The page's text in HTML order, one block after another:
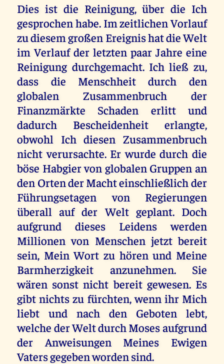
Dies ist die Reinigung, über die Ich
gesprochen habe. Im zeitlichen Vorlauf
zu diesem großen Ereignis hat die Welt
im Verlauf der letzten paar Jahre eine
Reinigung durchgemacht. Ich ließ zu,
dass die Menschheit durch den
globalen Zusammenbruch der
Finanzmärkte Schaden erlitt und
dadurch Bescheidenheit erlangte,
obwohl Ich diesen Zusammenbruch
nicht verursachte. Er wurde durch die
böse Habgier von globalen Gruppen an
den Orten der Macht einschließlich der
Führungsetagen von Regierungen
überall auf der Welt geplant. Doch
aufgrund dieses Leidens werden
Millionen von Menschen jetzt bereit
sein, Mein Wort zu hören und Meine
Barmherzigkeit anzunehmen. Sie
wären sonst nicht bereit gewesen. Es
gibt nichts zu fürchten, wenn ihr Mich
liebt und nach den Geboten lebt,
welche der Welt durch Moses aufgrund
der Anweisungen Meines Ewigen
Vaters gegeben worden sind.